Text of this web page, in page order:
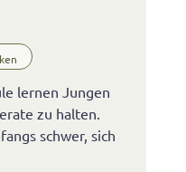
lernen Jungen
zu halten.
schwer, sich